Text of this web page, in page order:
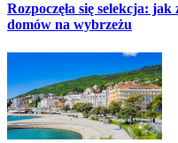
Rozpoczęła się selekcja:
domów na wybrzeżu